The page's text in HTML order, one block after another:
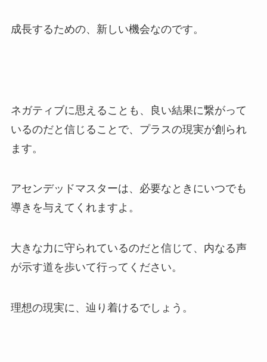
成長するための、新しい機会なのです。
ネガティブに思えることも、良い結果に繋がって
いるのだと信じることで、プラスの現実が創られ
ます。
アセンデッドマスターは、必要なときにいつでも
導きを与えてくれますよ。
大きな力に守られているのだと信じて、内なる声
が示す道を歩いて行ってください。
理想の現実に、辿り着けるでしょう。